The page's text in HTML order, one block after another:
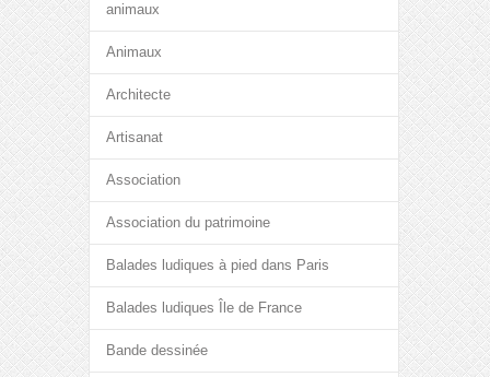
animaux
Animaux
Architecte
Artisanat
Association
Association du patrimoine
Balades ludiques à pied dans Paris
Balades ludiques Île de France
Bande dessinée